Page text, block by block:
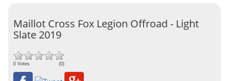
Maillot Cross Fox Legion Offroad - Light
Slate 2019
0 Votes (0)